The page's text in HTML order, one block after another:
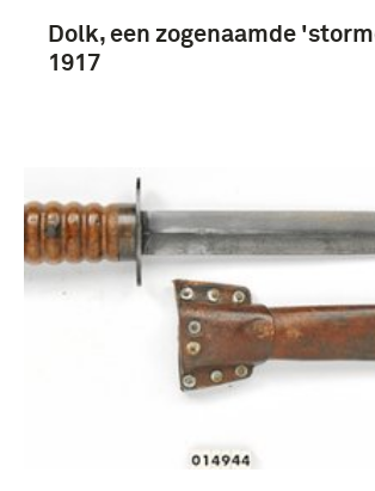
Dolk, een zogenaamde
1917